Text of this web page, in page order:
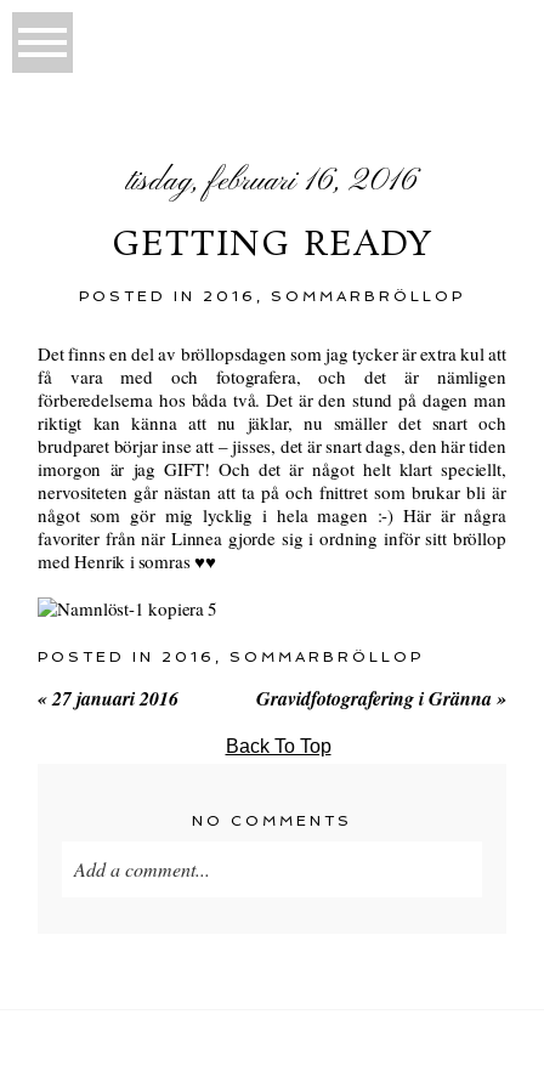
tisdag, februari 16, 2016
GETTING READY
POSTED IN 2016 , SOMMARBRÖLLOP
Det finns en del av bröllopsdagen som jag tycker är extra kul att
få vara med och fotografera, och det är nämligen
förberedelserna hos båda två. Det är den stund på dagen man
riktigt kan känna att nu jäklar, nu smäller det snart och
brudparet börjar inse att – jisses, det är snart dags, den här tiden
imorgon är jag GIFT! Och det är något helt klart speciellt,
nervositeten går nästan att ta på och fnittret som brukar bli är
något som gör mig lycklig i hela magen :-) Här är några
favoriter från när Linnea gjorde sig i ordning inför sitt bröllop
med Henrik i somras ♥♥
POSTED IN 2016 , SOMMARBRÖLLOP
«27 januari 2016 Gravidfotografering i Gränna»
Back To Top
NO COMMENTS
Add a comment...